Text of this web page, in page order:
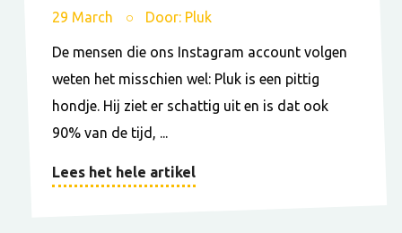
29 March Door: Pluk
De mensen die ons Instagram account volgen
weten het misschien wel: Pluk is een pittig
hondje. Hij ziet er schattig uit en is dat ook
90% van de tijd, ...
Lees het hele artikel